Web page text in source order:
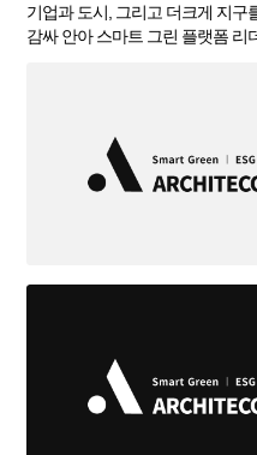
기업과 도시, 그리고 더크게 지구
감싸 안아 스마트 그린 플랫폼 리